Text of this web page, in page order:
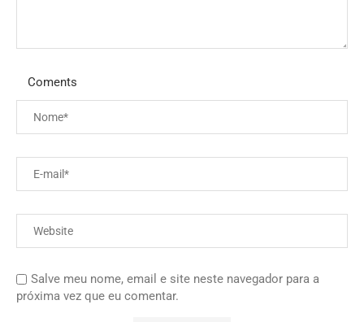
Coments
Salve meu nome, email e site neste navegador para a
próxima vez que eu comentar.